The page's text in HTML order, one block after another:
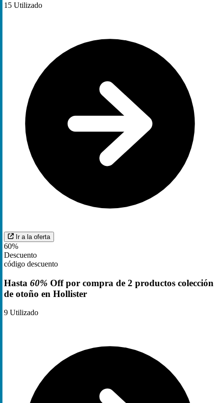
15 Utilizado
Ir a la oferta
60%
Descuento
código descuento
Hasta 60% Off por compra de 2 productos colección
de otoño en Hollister
9 Utilizado